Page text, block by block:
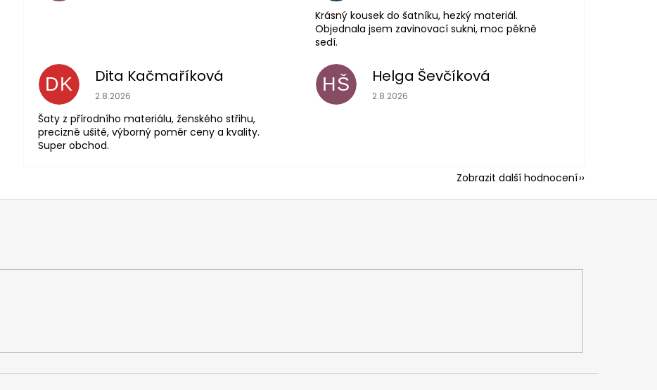
Krásný kousek do šatníku, hezký materiál.
Objednala jsem zavinovací sukni, moc pěkně
sedí.
DK Dita Kačmaříková
Hodnocení obchodu je 5 z 5 hvězdiček.
2.8.2026
Šaty z přírodního materiálu, ženského střihu,
precizně ušité, výborný poměr ceny a kvality.
Super obchod.
HŠ Helga Ševčíková
Hodnocení obchodu je 5 z 5 hvězdiček.
2.8.2026
Zobrazit další hodnocení